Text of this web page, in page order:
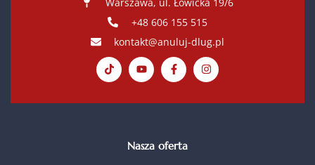
+48 606 155 515
kontakt@anuluj-dlug.pl
Nasza oferta